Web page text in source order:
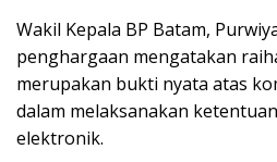
Wakil Kepala BP Batam,
penghargaan mengatakan
merupakan bukti nyata atas
dalam melaksanakan
elektronik.